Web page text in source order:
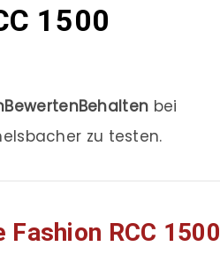
1500
bei
zu testen.
RCC 1500